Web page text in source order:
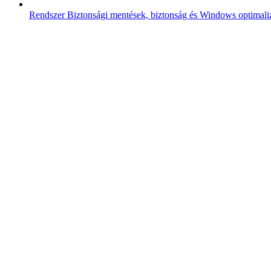
RendszerBiztonsági mentések, biztonság és Windows